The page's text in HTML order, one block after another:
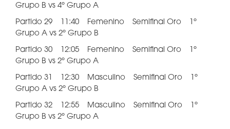
Grupo B vs 4º Grupo A
Partido 29 11:40 Femenino Semifinal Oro 1º
Grupo A vs 2º Grupo B
Partido 30 12:05 Femenino Semifinal Oro 1º
Grupo B vs 2º Grupo A
Partido 31 12:30 Masculino Semifinal Oro 1º
Grupo A vs 2º Grupo B
Partido 32 12:55 Masculino Semifinal Oro 1º
Grupo B vs 2º Grupo A